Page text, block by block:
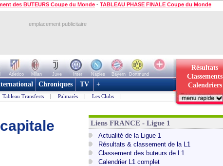
des BUTEURS Coupe du Monde - TABLEAU PHASE FINALE Coupe du Monde
emplacement publicitaire
Atletico Milan Juve Inter Naples Bayern
Dortmund
Résultats
Classements
Calendriers
Chroniques TV +
Tableau Transferts | Palmarès | Les Clubs |
Liens FRANCE - Ligue 1
Actualité de la Ligue 1
Résultats & classement de la L1
Classement des buteurs de L1
Calendrier L1 complet